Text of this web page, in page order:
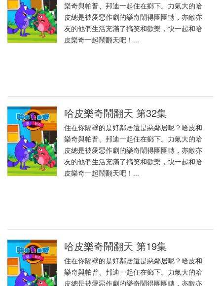
樂奇與帕普、邦迪一起住在鄉下。力氣大的哈
皮總是被愛惡作劇的樂奇鬧得團團轉，亦敵亦
友的他們生活充滿了搞笑和歡樂，快一起和哈
皮樂奇一起鬧翻天吧！...
哈皮樂奇鬧翻天 第32集
住在你隔壁的是好鄰居還是惡鄰居呢？哈皮和
樂奇與帕普、邦迪一起住在鄉下。力氣大的哈
皮總是被愛惡作劇的樂奇鬧得團團轉，亦敵亦
友的他們生活充滿了搞笑和歡樂，快一起和哈
皮樂奇一起鬧翻天吧！...
哈皮樂奇鬧翻天 第19集
住在你隔壁的是好鄰居還是惡鄰居呢？哈皮和
樂奇與帕普、邦迪一起住在鄉下。力氣大的哈
皮總是被愛惡作劇的樂奇鬧得團團轉，亦敵亦